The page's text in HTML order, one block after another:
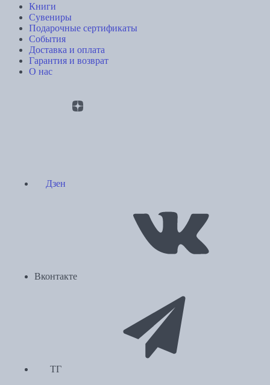
Книги
Сувениры
Подарочные сертификаты
События
Доставка и оплата
Гарантия и возврат
О нас
Дзен
Вконтакте
ТГ